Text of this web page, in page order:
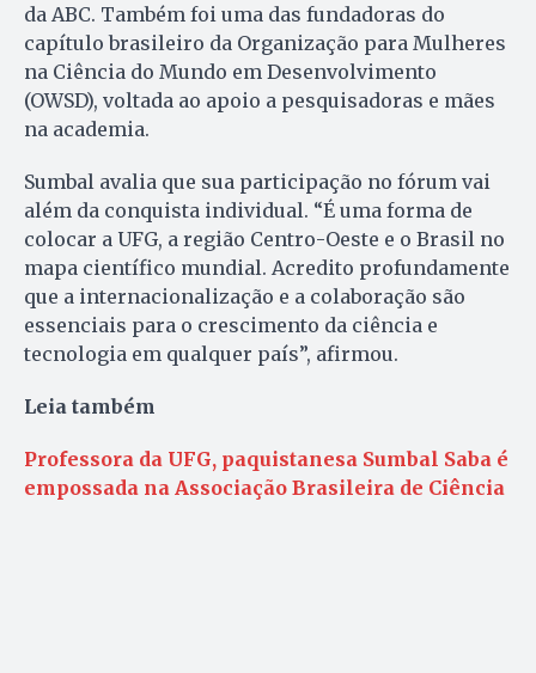
da ABC. Também foi uma das fundadoras do
capítulo brasileiro da Organização para Mulheres
na Ciência do Mundo em Desenvolvimento
(OWSD), voltada ao apoio a pesquisadoras e mães
na academia.
Sumbal avalia que sua participação no fórum vai
além da conquista individual. “É uma forma de
colocar a UFG, a região Centro-Oeste e o Brasil no
mapa científico mundial. Acredito profundamente
que a internacionalização e a colaboração são
essenciais para o crescimento da ciência e
tecnologia em qualquer país”, afirmou.
Leia também
Professora da UFG, paquistanesa Sumbal Saba é
empossada na Associação Brasileira de Ciência